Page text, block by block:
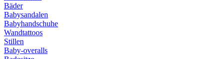
Bäder
Babysandalen
Babyhandschuhe
Wandtattoos
Stillen
Baby-overalls